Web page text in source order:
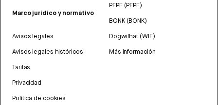
Marco jurídico y normativo
Avisos legales
Avisos legales históricos
Tarifas
Privacidad
Política de cookies
PEPE (PEPE)
BONK (BONK)
Dogwifhat (WIF)
Más información